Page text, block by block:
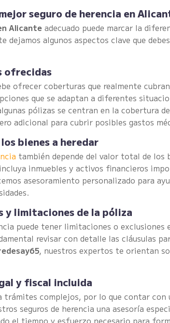
seguro de herencia en
Alicante adecuado puede marcar la
algunos aspectos clave que
ofrecidas
ofrecer coberturas que realmente
que se adaptan a diferentes
pólizas se centran en la cobertura
adicional para cubrir posibles gastos
bienes a heredar
también depende del valor total de los
inmuebles y activos financieros
asesoramiento personalizado para
y limitaciones de la póliza
puede tener limitaciones o
revisar con detalle las cláusulas
, nuestros expertos te orientan
y fiscal incluida
trámites complejos, por lo que contar
seguros de herencia una asesoría
el tiempo y esfuerzo necesario para